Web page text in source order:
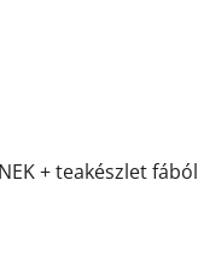
+ teakészlet fából